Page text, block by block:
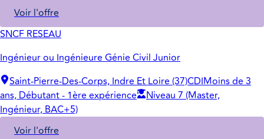
Voir l'offre
SNCF RESEAU
Ingénieur ou Ingénieure Génie Civil Junior
Saint-Pierre-Des-Corps, Indre Et Loire (37)CDIMoins de 3
ans, Débutant - 1ère expérience
Niveau 7 (Master,
Ingénieur, BAC+5)
Voir l'offre